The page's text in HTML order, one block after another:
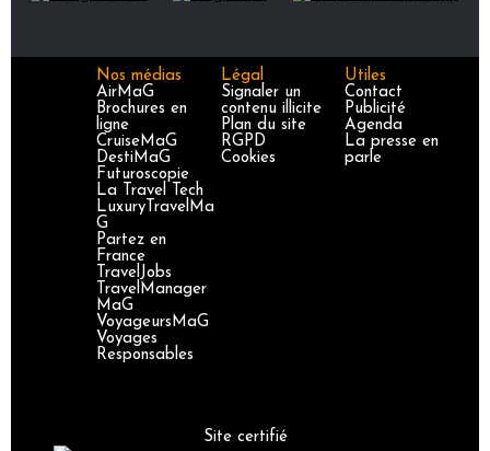
Nos médias
AirMaG
Brochures en
ligne
CruiseMaG
DestiMaG
Futuroscopie
La Travel Tech
LuxuryTravelMa
G
Partez en
France
TravelJobs
TravelManager
MaG
VoyageursMaG
Voyages
Responsables
Légal
Signaler un
contenu illicite
Plan du site
RGPD
Cookies
Utiles
Contact
Publicité
Agenda
La presse en
parle
Site certifié